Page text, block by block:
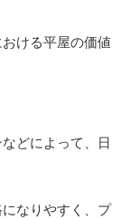
ける平屋の価値
どによって、日
なりやすく、プ